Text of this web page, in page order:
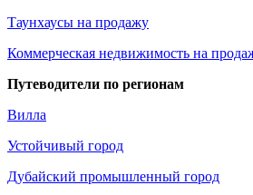
Таунхаусы на продажу
Коммерческая недвижимость на
Путеводители по регионам
Вилла
Устойчивый город
Дубайский промышленный город